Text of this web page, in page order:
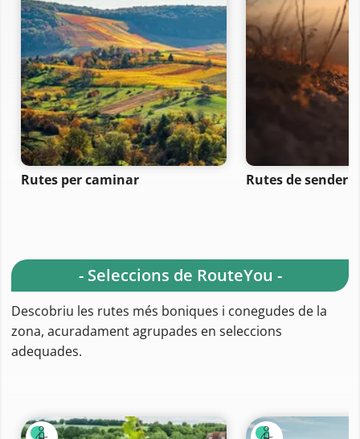
Rutes per caminar Rutes de
- Seleccions de RouteYou -
Descobriu les rutes més boniques i conegudes de la
zona, acuradament agrupades en seleccions
adequades.